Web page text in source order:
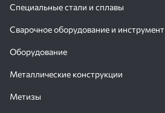
Специальные стали и сплавы
Сварочное оборудование и инструмент
Оборудование
Металлические конструкции
Метизы